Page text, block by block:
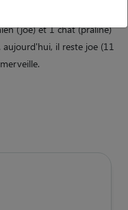
(joe) et 1 chat (praline)
il reste joe (11